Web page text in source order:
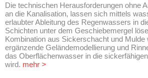
Die technischen Herausforderungen ohne
an die Kanalisation, lassen sich mittels
erlaubter Ableitung des Regenwassers in
Schichten unter dem Geschiebemergel
Kombination aus Sickerschacht und Mulde
ergänzende Geländemodellierung und
das Oberflächenwasser in die
wird. mehr >